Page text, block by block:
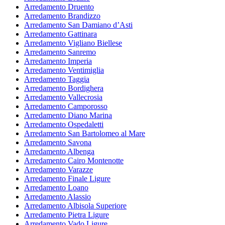
Arredamento Druento
Arredamento Brandizzo
Arredamento San Damiano d’Asti
Arredamento Gattinara
Arredamento Vigliano Biellese
Arredamento Sanremo
Arredamento Imperia
Arredamento Ventimiglia
Arredamento Taggia
Arredamento Bordighera
Arredamento Vallecrosia
Arredamento Camporosso
Arredamento Diano Marina
Arredamento Ospedaletti
Arredamento San Bartolomeo al Mare
Arredamento Savona
Arredamento Albenga
Arredamento Cairo Montenotte
Arredamento Varazze
Arredamento Finale Ligure
Arredamento Loano
Arredamento Alassio
Arredamento Albisola Superiore
Arredamento Pietra Ligure